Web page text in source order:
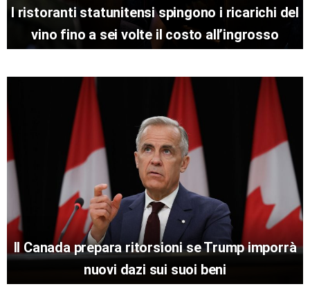
I ristoranti statunitensi spingono i ricarichi del
vino fino a sei volte il costo all’ingrosso
Il Canada prepara ritorsioni se Trump imporrà
nuovi dazi sui suoi beni